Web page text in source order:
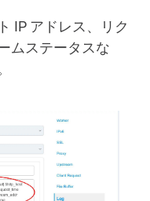
IP アドレス、リク
ムステータスな